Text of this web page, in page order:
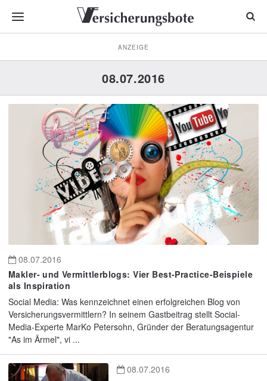
ANZEIGE
08.07.2016
08.07.2016
Makler- und Vermittlerblogs: Vier Best-Practice-Beispiele
als Inspiration
Social Media: Was kennzeichnet einen erfolgreichen Blog von
Versicherungsvermittlern? In seinem Gastbeitrag stellt Social-
Media-Experte MarKo Petersohn, Gründer der Beratungsagentur
"As im Ärmel", vi ...
08.07.2016